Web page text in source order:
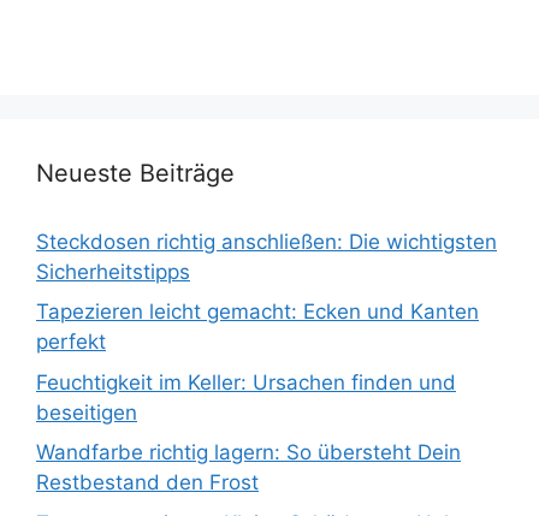
Neueste Beiträge
Steckdosen richtig anschließen: Die wichtigsten
Sicherheitstipps
Tapezieren leicht gemacht: Ecken und Kanten
perfekt
Feuchtigkeit im Keller: Ursachen finden und
beseitigen
Wandfarbe richtig lagern: So übersteht Dein
Restbestand den Frost